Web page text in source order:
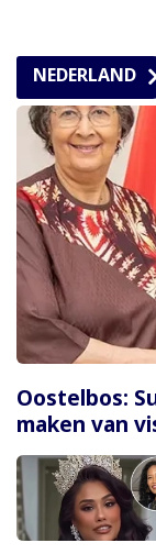
NEDERLAND
Oostelbos:
maken van